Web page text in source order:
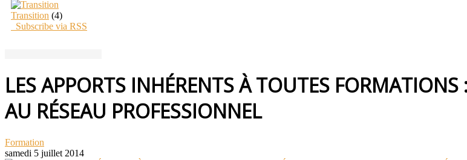
Transition (4)
Subscribe via RSS
LES APPORTS INHÉRENTS À TOUTES
AU RÉSEAU PROFESSIONNEL
Formation
samedi 5 juillet 2014